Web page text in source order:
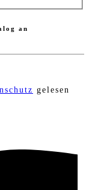
an
gelesen